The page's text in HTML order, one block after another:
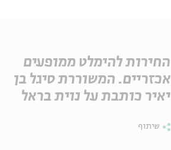
החירות להימלט ממופעים
אכזריים. המשוררת סיגל בן
יאיר כותבת על נוית בראל
שיתוף